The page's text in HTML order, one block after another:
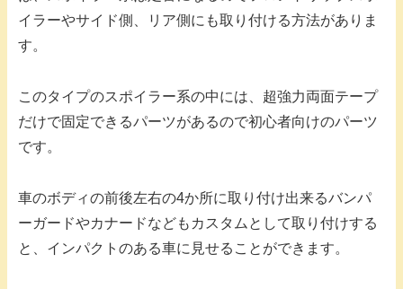
イラーやサイド側、リア側にも取り付ける方法がありま
す。
このタイプのスポイラー系の中には、超強力両面テープ
だけで固定できるパーツがあるので初心者向けのパーツ
です。
車のボディの前後左右の4か所に取り付け出来るバンパ
ーガードやカナードなどもカスタムとして取り付けする
と、インパクトのある車に見せることができます。